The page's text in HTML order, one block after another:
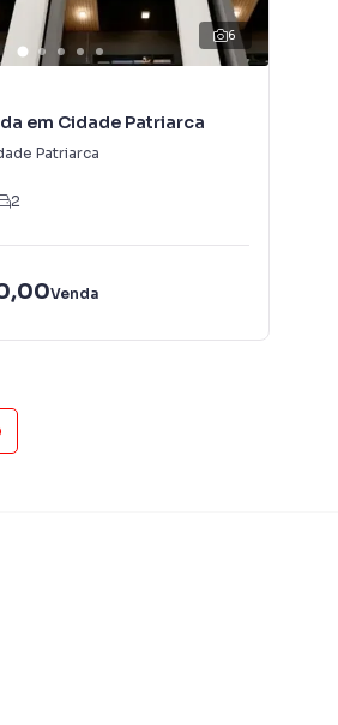
interessados e tendo como
Contamos também com
preparada para
6
em Cidade Patriarca
Patriarca
2
Venda